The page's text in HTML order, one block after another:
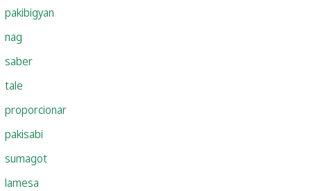
pakibigyan
nag
saber
tale
proporcionar
pakisabi
sumagot
lamesa